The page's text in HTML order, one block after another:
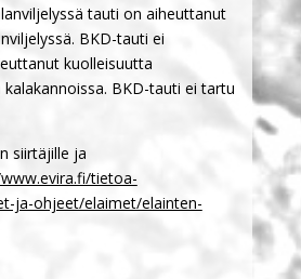
tauti on aiheuttanut
BKD-tauti ei
kuolleisuutta
BKD-tauti ei tartu
siirtäjille ja
tietoa-
ja-ohjeet/elaimet/elainten-